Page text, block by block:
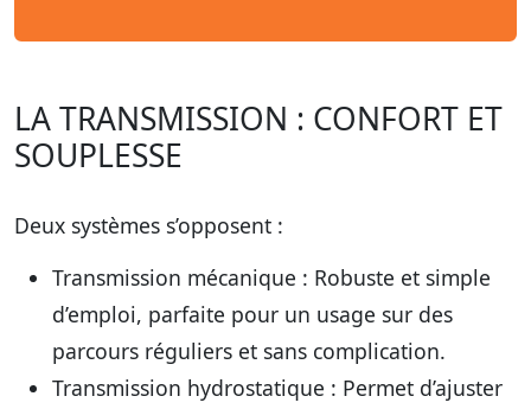
LA TRANSMISSION : CONFORT ET
SOUPLESSE
Deux systèmes s’opposent :
Transmission mécanique : Robuste et simple
d’emploi, parfaite pour un usage sur des
parcours réguliers et sans complication.
Transmission hydrostatique : Permet d’ajuster